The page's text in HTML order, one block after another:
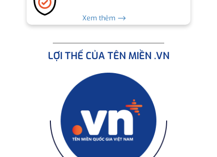
Xem thêm ⟶
LỢI THẾ CỦA TÊN MIỀN .VN